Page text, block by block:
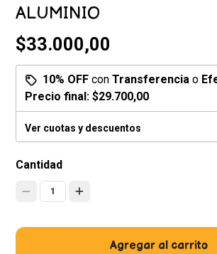
ALUMINIO
$33.000,00
10% OFF conTransferencia o
Precio final:$29.700,00
Ver cuotas y descuentos
Cantidad
1
Agregar al carrito